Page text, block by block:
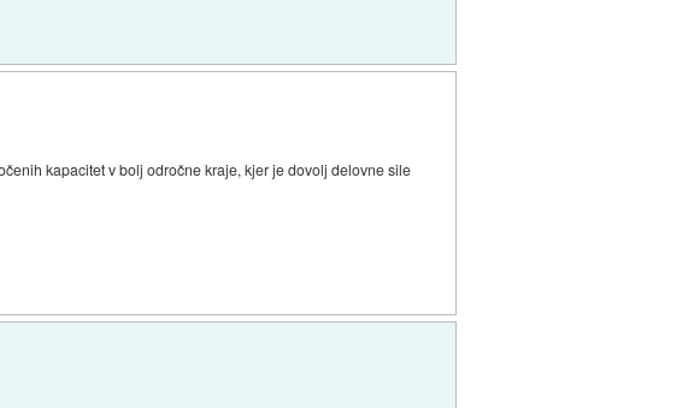
kapacitet v bolj odročne kraje, kjer je dovolj delovne sile